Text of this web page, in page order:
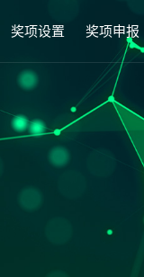
奖项设置
成果类
证书查询
奖项申报
申报条件
申报材料